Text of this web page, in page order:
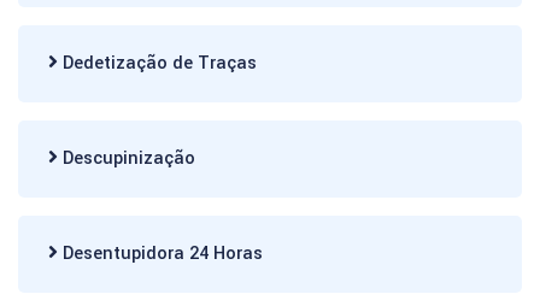
Dedetização de Traças
Descupinização
Desentupidora 24 Horas